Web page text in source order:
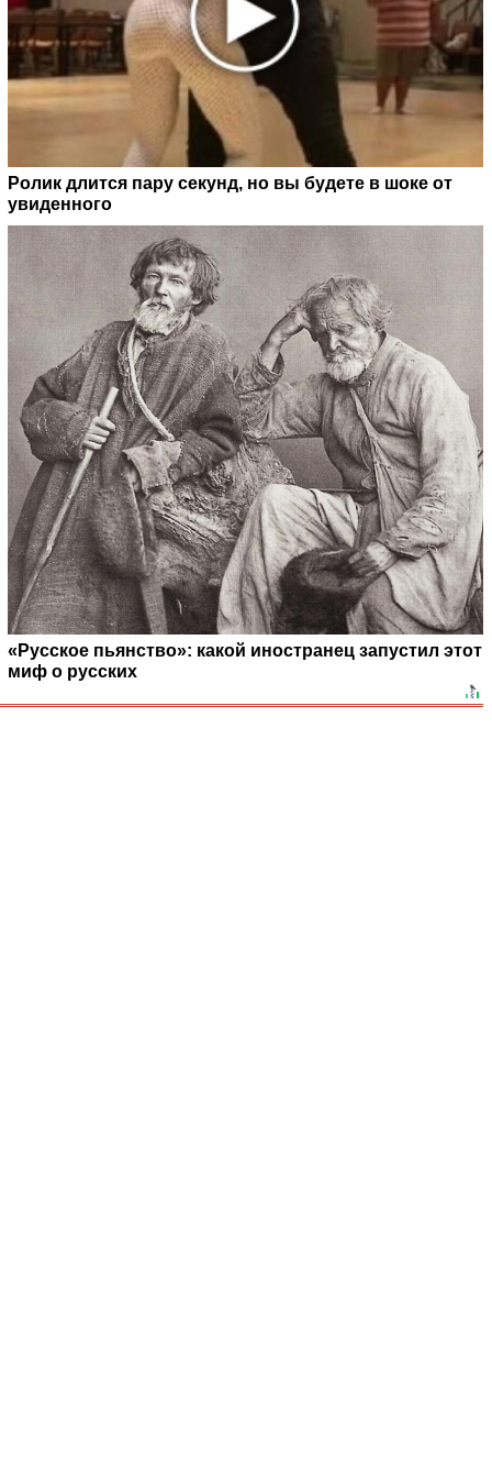
Ролик длится пару секунд, но вы будете в шоке от
увиденного
«Русское пьянство»: какой иностранец запустил этот
миф о русских